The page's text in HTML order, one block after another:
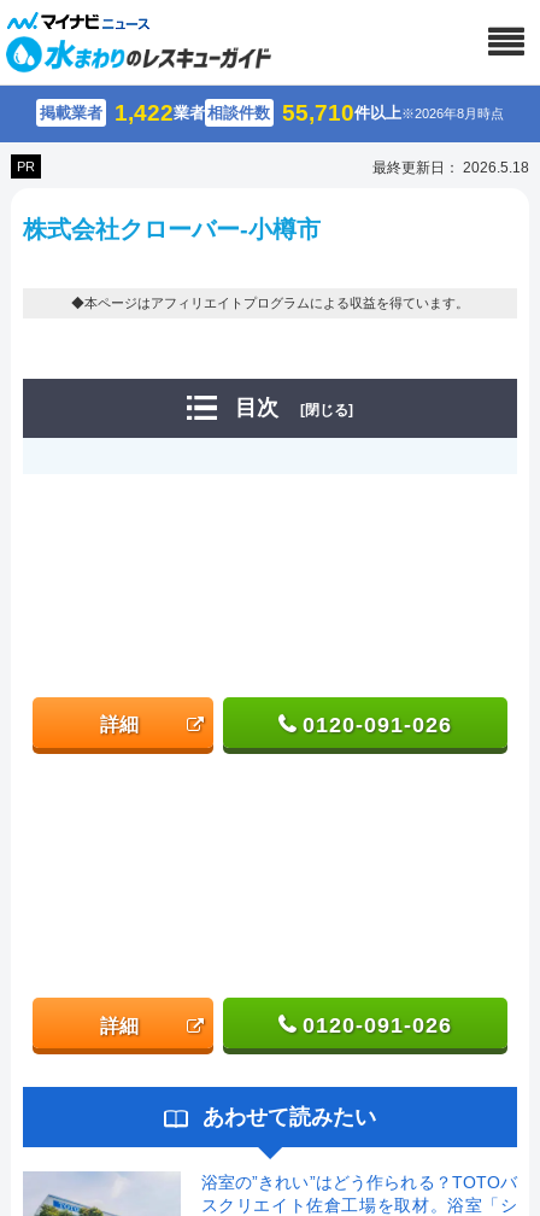
掲載業者 1,422業者相談件数 55,710件以上※2026年8月時点
PR 最終更新日： 2026.5.18
株式会社クローバー-小樽市
◆本ページはアフィリエイトプログラムによる収益を得ています。
目次 [閉じる]
詳細 0120-091-026
詳細 0120-091-026
あわせて読みたい
浴室の”きれい”はどう作られる？TOTOバ
スクリエイト佐倉工場を取材。浴室「シ